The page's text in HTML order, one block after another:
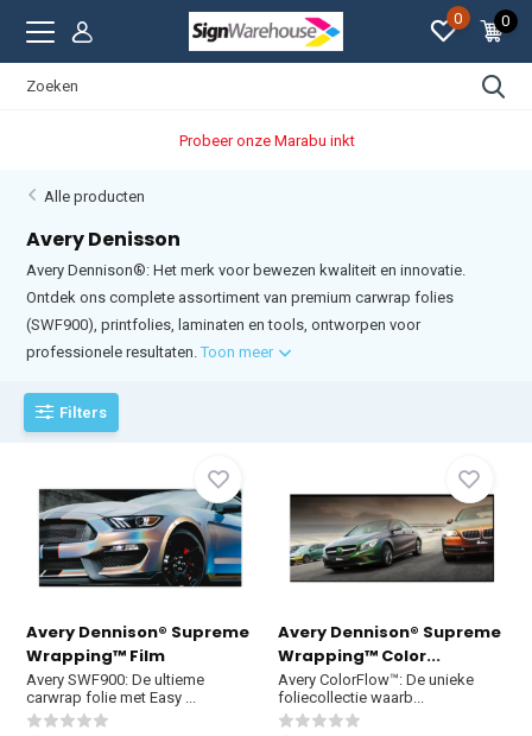
0 0
Strakke prijzen
Alle producten
Avery Denisson
Avery Dennison®: Het merk voor bewezen kwaliteit en innovatie.
Ontdek ons complete assortiment van premium carwrap folies
(SWF900), printfolies, laminaten en tools, ontworpen voor
professionele resultaten.Toon meer
Filters
Avery Dennison® Supreme
Wrapping™ Film
Avery SWF900: De ultieme
carwrap folie met Easy ...
Avery Dennison® Supreme
Wrapping™ Color...
Avery ColorFlow™: De unieke
foliecollectie waarb...